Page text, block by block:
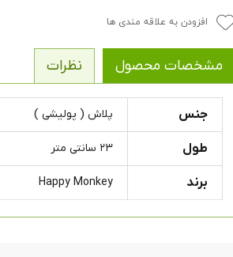
افزودن به علاقه مندی ها
مشخصات محصول نظرات
جنس پلاش ( پولیشی )
طول ۲۳ سانتی متر
برند Happy Monkey